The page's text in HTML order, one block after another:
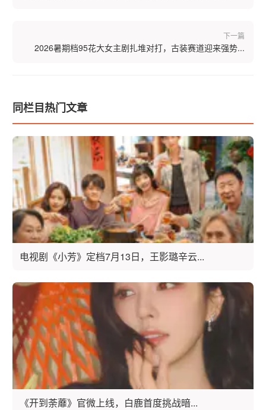
下一篇
2026暑期档95花大女主剧扎堆对打，古装赛道迎来强势...
同栏目热门文章
电视剧《小芳》定档7月13日，王影璐辛云...
《开到荼蘼》官微上线，白鹿首度挑战暗...